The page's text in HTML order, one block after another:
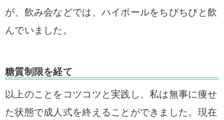
が、飲み会などでは、ハイボールをちびちびと飲
んでいました。
糖質制限を経て
以上のことをコツコツと実践し、私は無事に痩せ
た状態で成人式を終えることができました。 現在